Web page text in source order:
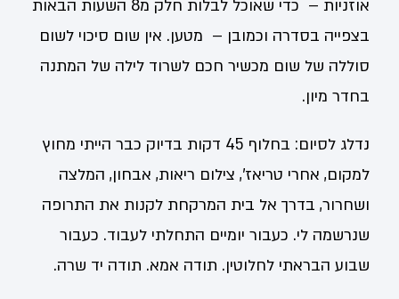
אוזניות – כדי שאוכל לבלות חלק מ8 השעות הבאות
בצפייה בסדרה וכמובן – מטען. אין שום סיכוי לשום
סוללה של שום מכשיר חכם לשרוד לילה של המתנה
בחדר מיון.
נדלג לסיום: בחלוף 45 דקות בדיוק כבר הייתי מחוץ
למקום, אחרי טריאז', צילום ריאות, אבחון, המלצה
ושחרור, בדרך אל בית המרקחת לקנות את התרופה
שנרשמה לי. כעבור יומיים התחלתי לעבוד. כעבור
שבוע הבראתי לחלוטין. תודה אמא. תודה יד שרה.